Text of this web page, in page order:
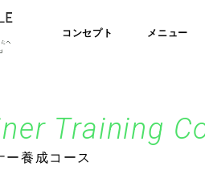
コンセプト メニュー
Training
ー養成コース